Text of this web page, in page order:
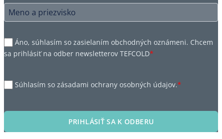
Áno, súhlasím so zasielaním obchodných oznámeni. Chcem
sa prihlásiť na odber newsletterov TEFCOLD*
Súhlasím so zásadami ochrany osobných údajov.*
PRIHLÁSIŤ SA K ODBERU